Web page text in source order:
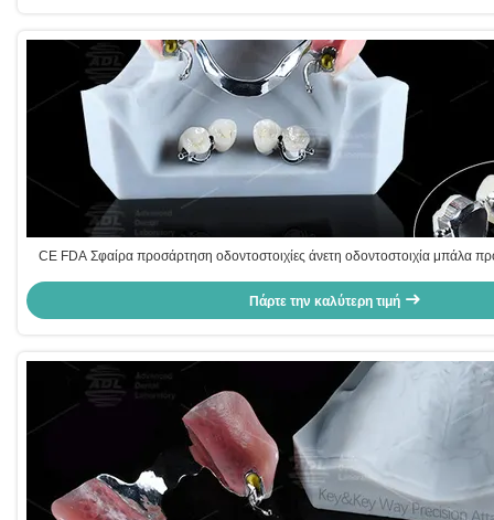
CE FDA Σφαίρα προσάρτηση οδοντοστοιχίες άνετη οδοντοστοιχία μπάλα
Πάρτε την καλύτερη τιμή